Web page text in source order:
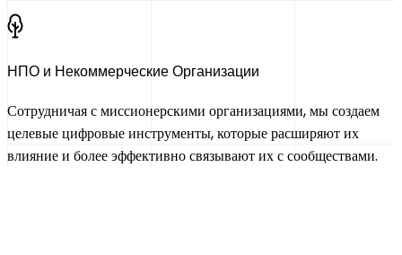
НПО и Некоммерческие Организации
Сотрудничая с миссионерскими организациями, мы создаем
целевые цифровые инструменты, которые расширяют их
влияние и более эффективно связывают их с сообществами.